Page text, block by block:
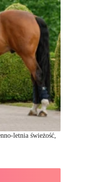
letnia świeżość,